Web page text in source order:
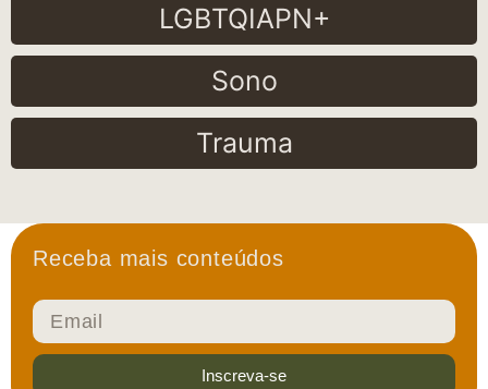
LGBTQIAPN+
Sono
Trauma
Receba mais conteúdos
Inscreva-se